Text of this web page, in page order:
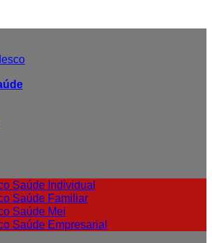
Saúde Individual
Saúde Familiar
Saúde Mei
Saúde Empresarial